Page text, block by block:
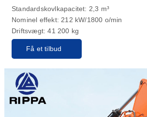
Standardskovlkapacitet: 2,3 m³
Nominel effekt: 212 kW/1800 o/min
Driftsvægt: 41 200 kg
Få et tilbud